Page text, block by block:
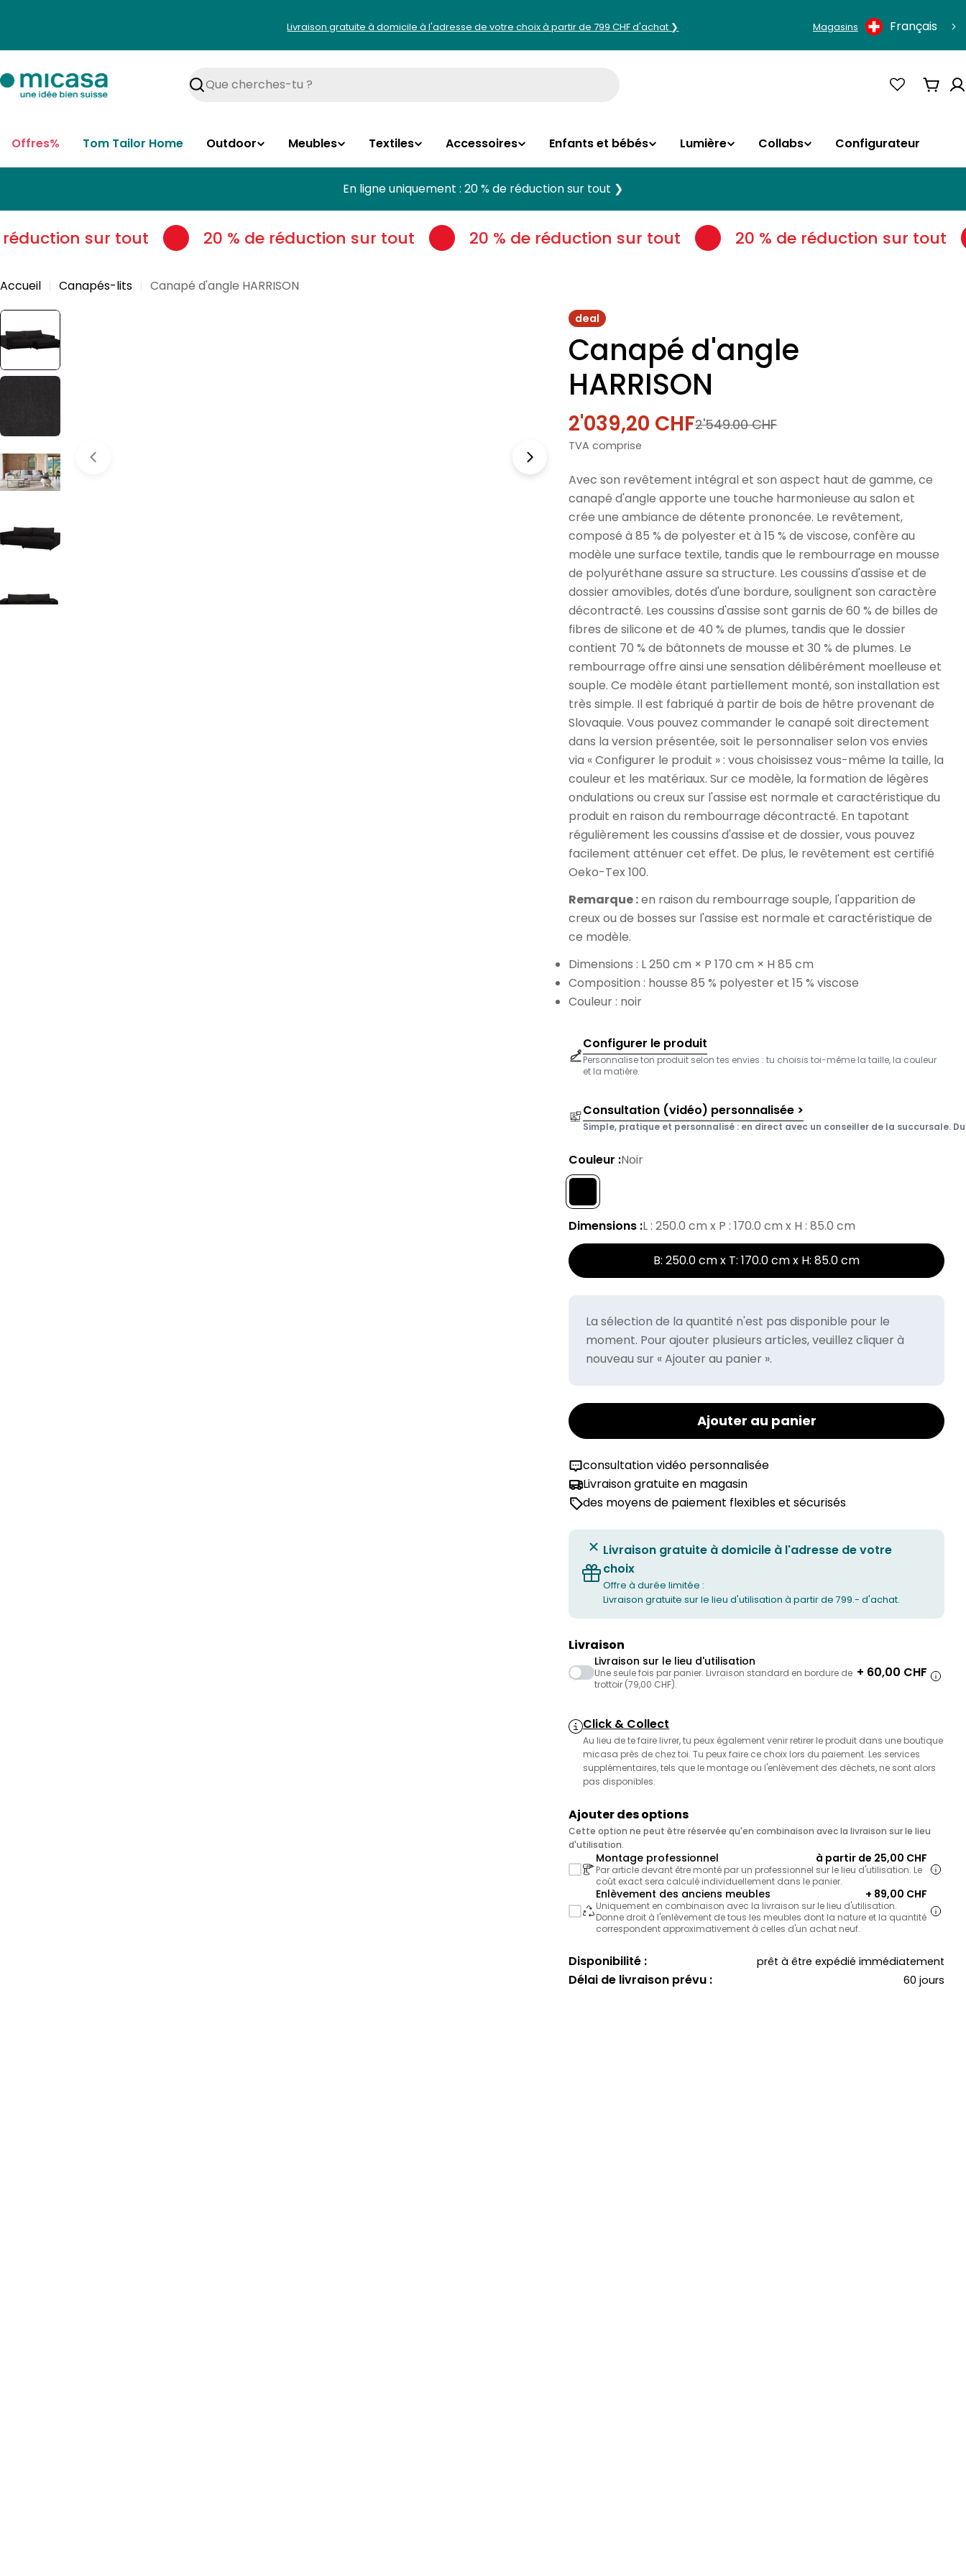
Livraison gratuite à domicile à l'adresse de votre choix à partir de 799 CHF d'achat ❯ Magasins Français
Rechercher Panier
Offres% Tom Tailor Home Outdoor Meubles Textiles Accessoires Enfants et bébés Lumière Collabs Configurateur
En ligne uniquement : 20 % de réduction sur tout ❯
sur tout 20 % de réduction sur tout 20 % de réduction sur tout 20 % de réduction sur tout
Accueil Canapés-lits Canapé d'angle HARRISON
deal
Canapé d'angle
HARRISON
Prix
de
vente
2'039,20 CHF
Prix
normal
2'549.00 CHF
TVA comprise
Avec son revêtement intégral et son aspect haut de gamme, ce
canapé d'angle apporte une touche harmonieuse au salon et
crée une ambiance de détente prononcée. Le revêtement,
composé à 85 % de polyester et à 15 % de viscose, confère au
modèle une surface textile, tandis que le rembourrage en mousse
de polyuréthane assure sa structure. Les coussins d'assise et de
dossier amovibles, dotés d'une bordure, soulignent son caractère
décontracté. Les coussins d'assise sont garnis de 60 % de billes de
fibres de silicone et de 40 % de plumes, tandis que le dossier
contient 70 % de bâtonnets de mousse et 30 % de plumes. Le
rembourrage offre ainsi une sensation délibérément moelleuse et
souple. Ce modèle étant partiellement monté, son installation est
très simple. Il est fabriqué à partir de bois de hêtre provenant de
Slovaquie. Vous pouvez commander le canapé soit directement
dans la version présentée, soit le personnaliser selon vos envies
via « Configurer le produit » : vous choisissez vous-même la taille, la
couleur et les matériaux. Sur ce modèle, la formation de légères
ondulations ou creux sur l'assise est normale et caractéristique du
produit en raison du rembourrage décontracté. En tapotant
régulièrement les coussins d'assise et de dossier, vous pouvez
facilement atténuer cet effet. De plus, le revêtement est certifié
Oeko-Tex 100.
Remarque :en raison du rembourrage souple, l'apparition de
creux ou de bosses sur l'assise est normale et caractéristique de
ce modèle.
Dimensions : L 250 cm × P 170 cm × H 85 cm
Composition : housse 85 % polyester et 15 % viscose
Couleur : noir
Configurer le produit
Personnalise ton produit selon tes envies : tu choisis toi-même la taille, la couleur
et la matière.
Consultation (vidéo) personnalisée >
Simple, pratique et personnalisé : en direct avec un conseiller de la succursale. Du
Couleur :Noir
Dimensions :L : 250.0 cm x P : 170.0 cm x H : 85.0 cm
B: 250.0 cm x T: 170.0 cm x H: 85.0 cm
La sélection de la quantité n'est pas disponible pour le
moment. Pour ajouter plusieurs articles, veuillez cliquer à
nouveau sur « Ajouter au panier ».
Ajouter au panier
consultation vidéo personnalisée
Livraison gratuite en magasin
des moyens de paiement flexibles et sécurisés
Livraison gratuite à domicile à l'adresse de votre
choix
Offre à durée limitée :
Livraison gratuite sur le lieu d'utilisation à partir de 799.- d'achat.
Livraison
Livraison sur le lieu d'utilisation
Une seule fois par panier. Livraison standard en bordure de
trottoir (79,00 CHF).
+ 60,00 CHF
Click & Collect
Au lieu de te faire livrer, tu peux également venir retirer le produit dans une boutique
micasa près de chez toi. Tu peux faire ce choix lors du paiement. Les services
supplémentaires, tels que le montage ou l'enlèvement des déchets, ne sont alors
pas disponibles.
Ajouter des options
Cette option ne peut être réservée qu'en combinaison avec la livraison sur le lieu
d'utilisation.
Montage professionnel à partir de 25,00 CHF
Par article devant être monté par un professionnel sur le lieu d'utilisation. Le
coût exact sera calculé individuellement dans le panier.
Enlèvement des anciens meubles + 89,00 CHF
Uniquement en combinaison avec la livraison sur le lieu d'utilisation.
Donne droit à l'enlèvement de tous les meubles dont la nature et la quantité
correspondent approximativement à celles d'un achat neuf.
Disponibilité : prêt à être expédié immédiatement
Délai de livraison prévu : 60 jours